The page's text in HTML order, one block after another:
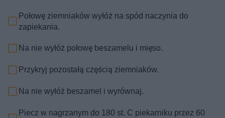
Połowę ziemniaków wyłóż na spód naczynia do
zapiekania.
Na nie wyłóż połowę beszamelu i mięso.
Przykryj pozostałą częścią ziemniaków.
Na nie wyłóż beszamel i wyrównaj.
Piecz w nagrzanym do 180 st. C piekarniku przez 60